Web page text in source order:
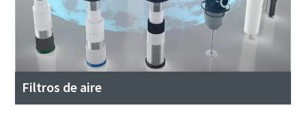
Filtros de aire